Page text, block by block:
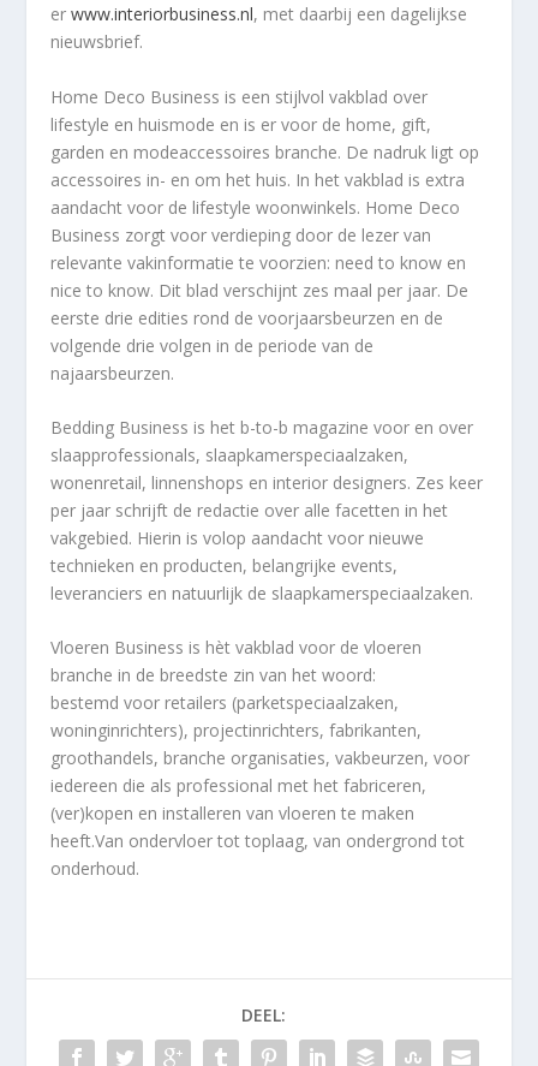
erwww.interiorbusiness.nl, met daarbij een dagelijkse
nieuwsbrief.
Home Deco Business is een stijlvol vakblad over
lifestyle en huismode en is er voor de home, gift,
garden en modeaccessoires branche. De nadruk ligt op
accessoires in- en om het huis. In het vakblad is extra
aandacht voor de lifestyle woonwinkels. Home Deco
Business zorgt voor verdieping door de lezer van
relevante vakinformatie te voorzien: need to know en
nice to know. Dit blad verschijnt zes maal per jaar. De
eerste drie edities rond de voorjaarsbeurzen en de
volgende drie volgen in de periode van de
najaarsbeurzen.
Bedding Business is het b-to-b magazine voor en over
slaapprofessionals, slaapkamerspeciaalzaken,
wonenretail, linnenshops en interior designers. Zes keer
per jaar schrijft de redactie over alle facetten in het
vakgebied. Hierin is volop aandacht voor nieuwe
technieken en producten, belangrijke events,
leveranciers en natuurlijk de slaapkamerspeciaalzaken.
Vloeren Business is hèt vakblad voor de vloeren
branche in de breedste zin van het woord:
bestemd voor retailers (parketspeciaalzaken,
woninginrichters), projectinrichters, fabrikanten,
groothandels, branche organisaties, vakbeurzen, voor
iedereen die als professional met het fabriceren,
(ver)kopen en installeren van vloeren te maken
heeft.Van ondervloer tot toplaag, van ondergrond tot
onderhoud.
DEEL: